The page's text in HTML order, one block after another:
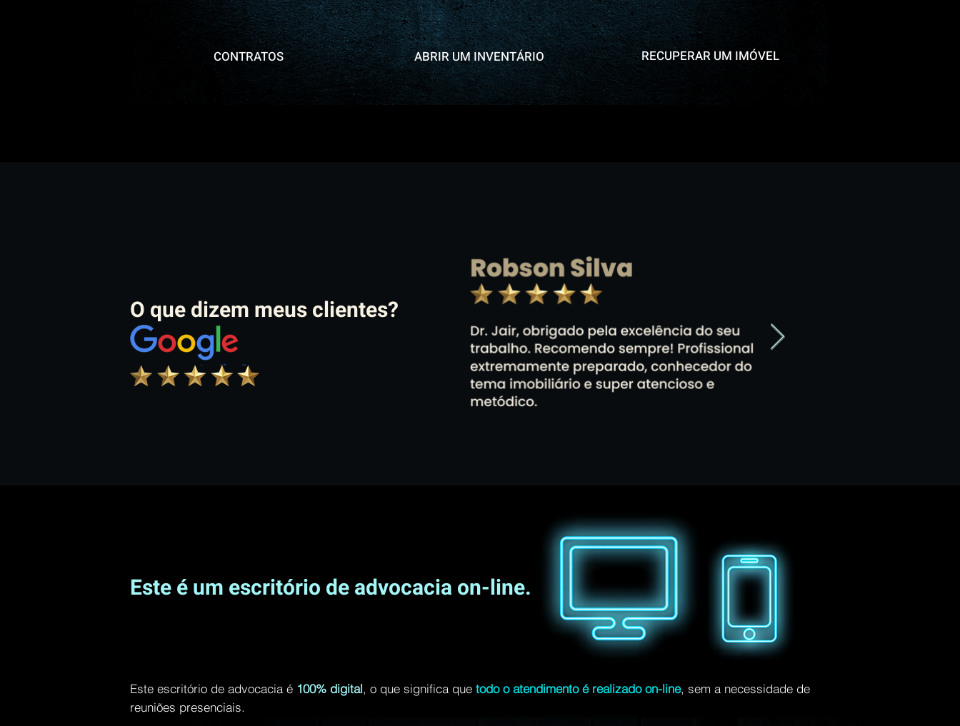
RECUPERAR UM IMÓVEL
ABRIR UM INVENTÁRIO
CONTRATOS
O que dizem meus clientes?
Este é um escritório de advocacia on-line.
Este escritório de advocacia é 100% digital, o que significa que todo o atendimento é realizado on-line, sem a necessidade de
reuniões presenciais.